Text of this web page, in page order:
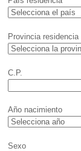
Provincia residencia
C.P.
Año nacimiento
Sexo